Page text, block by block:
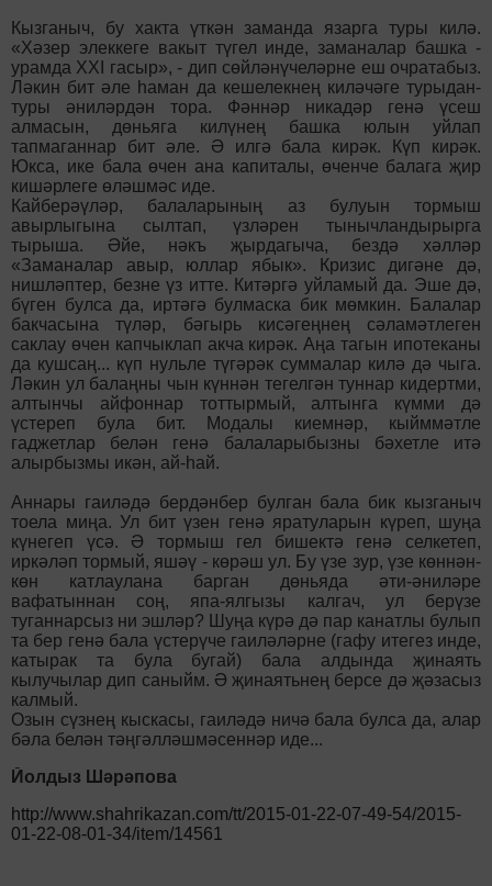
Кызганыч, бу хакта үткән заманда язарга туры килә.
«Хәзер элеккеге вакыт түгел инде, заманалар башка -
урамда XXI гасыр», - дип сөйләнүчеләрне еш очратабыз.
Ләкин бит әле һаман да кешелекнең киләчәге турыдан-
туры әниләрдән тора. Фәннәр никадәр генә үсеш
алмасын, дөньяга килүнең башка юлын уйлап
тапмаганнар бит әле. Ә илгә бала кирәк. Күп кирәк.
Юкса, ике бала өчен ана капиталы, өченче балага җир
кишәрлеге өләшмәс иде.
Кайберәүләр, балаларының аз булуын тормыш
авырлыгына сылтап, үзләрен тынычландырырга
тырыша. Әйе, нәкъ җырдагыча, бездә хәлләр
«Заманалар авыр, юллар ябык». Кризис дигәне дә,
нишләптер, безне үз итте. Китәргә уйламый да. Эше дә,
бүген булса да, иртәгә булмаска бик мөмкин. Балалар
бакчасына түләр, бәгырь кисәгеңнең сәламәтлеген
саклау өчен капчык­лап акча кирәк. Аңа тагын ипотеканы
да кушсаң... күп нульле түгәрәк суммалар килә дә чыга.
Ләкин ул балаңны чын күннән тегелгән туннар кидертми,
алтынчы айфоннар тоттырмый, алтынга күмми дә
үстереп була бит. Модалы киемнәр, кыйммәтле
гаджетлар бе­лән генә балаларыбызны бәхетле итә
алырбызмы икән, ай-һай.
Аннары гаиләдә бердәнбер булган бала бик кызганыч
тоела миңа. Ул бит үзен генә яратуларын күреп, шуңа
күнегеп үсә. Ә тормыш гел бишектә генә селкетеп,
иркәләп тормый, яшәү - көрәш ул. Бу үзе зур, үзе көннән-
көн катлаулана барган дөньяда әти-әниләре
вафатыннан соң, япа-ялгызы калгач, ул берүзе
туганнарсыз ни эшләр? Шуңа күрә дә пар канатлы булып
та бер генә бала үстерүче гаиләләрне (гафу итегез инде,
катырак та була бугай) бала алдында җинаять
кылучылар дип саныйм. Ә җинаятьнең берсе дә җәзасыз
калмый.
Озын сүзнең кыскасы, гаиләдә ничә бала булса да, алар
бәла белән тәңгәлләшмәсеннәр иде...
Йолдыз Шәрәпова
http://www.shahrikazan.com/tt/2015-01-22-07-49-54/2015-
01-22-08-01-34/item/14561